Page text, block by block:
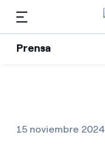
Prensa
Prensa
ES
15 noviembre 2024